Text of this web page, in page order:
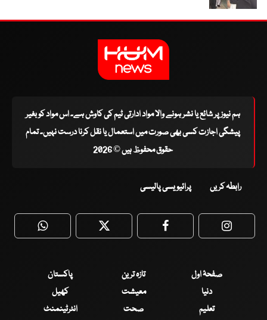
ہم نیوز پر شائع یا نشر ہونے والا مواد ادارتی ٹیم کی کاوش ہے۔ اس مواد کو بغیر
پیشگی اجازت کسی بھی صورت میں استعمال یا نقل کرنا درست نہیں۔ تمام
حقوق محفوظ ہیں © 2026
رابطہ کریں پرائیویسی پالیسی
WhatsApp Twitter Facebook
صفحۂ اول تازہ ترین
پاکستان
دنیا
معیشت
کھیل
تعلیم
صحت
انٹرٹینمنٹ